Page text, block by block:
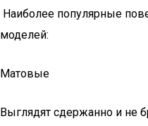
Наиболее популярные
моделей:
Матовые
Выглядят сдержанно и не